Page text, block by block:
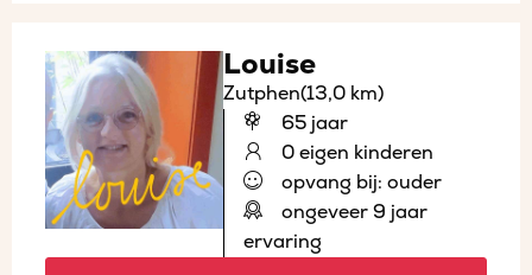
Louise
Zutphen(13,0 km)
65 jaar
0 eigen kinderen
opvang bij: ouder
ongeveer 9 jaar
ervaring